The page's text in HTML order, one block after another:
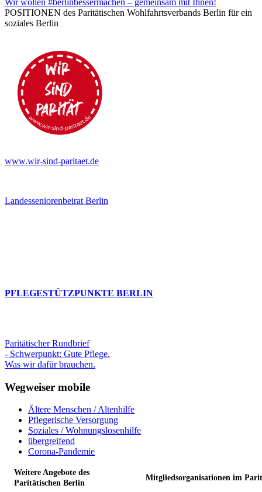
Wir wollen #berlinbessermachen – gemeinsam mit Ihnen!
POSITIONEN des Paritätischen Wohlfahrtsverbands Berlin für ein
soziales Berlin
www.wir-sind-paritaet.de
Landesseniorenbeirat Berlin
PFLEGESTÜTZPUNKTE BERLIN
Paritätischer Rundbrief
- Schwerpunkt: Gute Pflege.
Was wir dafür brauchen.
Wegweiser mobile
Ältere Menschen / Altenhilfe
Pflegerische Versorgung
Soziales / Wohnungslosenhilfe
übergreifend
Corona-Pandemie
Weitere Angebote des
Paritätischen Berlin
Mitgliedsorganisationen im